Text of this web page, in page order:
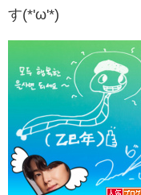
す(*'ω'*)